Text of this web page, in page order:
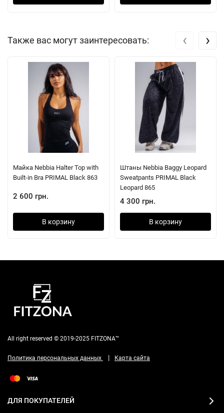
Также вас могут заинтересовать:
Майка Nebbia Halter Top with
Built-in Bra PRIMAL Black 863
2 600 грн.
В корзину
Штаны Nebbia Baggy Leopard
Sweatpants PRIMAL Black
Leopard 865
4 300 грн.
В корзину
‹ ›
All right reserved © 2019-2025 FITZONA™
Политика персональных данных | Карта сайта
ДЛЯ ПОКУПАТЕЛЕЙ